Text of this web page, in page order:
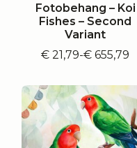
Fotobehang – Koi
Fishes – Second
Variant
€ 21,79-€ 655,79
Prijsklasse:
tot
€ 655,79